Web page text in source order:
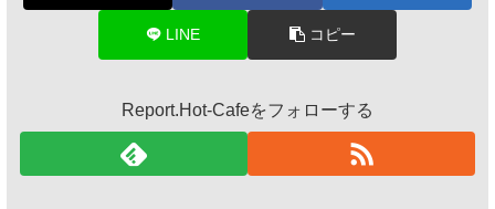
LINE コピー
Report.Hot-Cafeをフォローする